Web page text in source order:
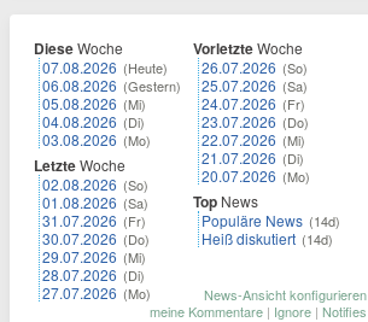
DieseWoche
07.08.2026 (Heute)
06.08.2026 (Gestern)
05.08.2026 (Mi)
04.08.2026 (Di)
03.08.2026 (Mo)
LetzteWoche
02.08.2026 (So)
01.08.2026 (Sa)
31.07.2026 (Fr)
30.07.2026 (Do)
29.07.2026 (Mi)
28.07.2026 (Di)
27.07.2026 (Mo)
VorletzteWoche
26.07.2026 (So)
25.07.2026 (Sa)
24.07.2026 (Fr)
23.07.2026 (Do)
22.07.2026 (Mi)
21.07.2026 (Di)
20.07.2026 (Mo)
Top News
Populäre News (14d)
Heiß diskutiert (14d)
News-Ansicht konfigurieren
meine Kommentare | Ignore | Notifies